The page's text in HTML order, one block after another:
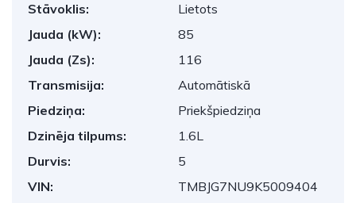
Stāvoklis:
Lietots
Jauda (kW):
85
Jauda (Zs):
116
Transmisija:
Automātiskā
Piedziņa:
Priekšpiedziņa
Dzinēja tilpums:
1.6L
Durvis:
5
VIN:
TMBJG7NU9K5009404